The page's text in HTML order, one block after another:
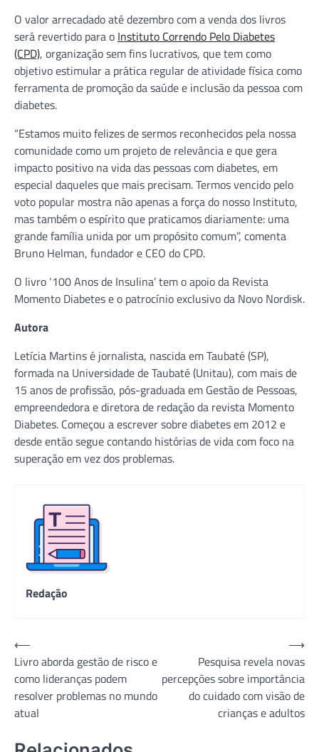
O valor arrecadado até dezembro com a venda dos livros
será revertido para o Instituto Correndo Pelo Diabetes
(CPD), organização sem fins lucrativos, que tem como
objetivo estimular a prática regular de atividade física como
ferramenta de promoção da saúde e inclusão da pessoa com
diabetes.
“Estamos muito felizes de sermos reconhecidos pela nossa
comunidade como um projeto de relevância e que gera
impacto positivo na vida das pessoas com diabetes, em
especial daqueles que mais precisam. Termos vencido pelo
voto popular mostra não apenas a força do nosso Instituto,
mas também o espírito que praticamos diariamente: uma
grande família unida por um propósito comum”, comenta
Bruno Helman, fundador e CEO do CPD.
O livro ‘100 Anos de Insulina’ tem o apoio da Revista
Momento Diabetes e o patrocínio exclusivo da Novo Nordisk.
Autora
Letícia Martins é jornalista, nascida em Taubaté (SP),
formada na Universidade de Taubaté (Unitau), com mais de
15 anos de profissão, pós-graduada em Gestão de Pessoas,
empreendedora e diretora de redação da revista Momento
Diabetes. Começou a escrever sobre diabetes em 2012 e
desde então segue contando histórias de vida com foco na
superação em vez dos problemas.
Redação
Navegação
de
Post
⟵
Livro aborda gestão de risco e
como lideranças podem
resolver problemas no mundo
atual
Pesquisa revela novas
percepções sobre importância
do cuidado com visão de
crianças e adultos
⟶